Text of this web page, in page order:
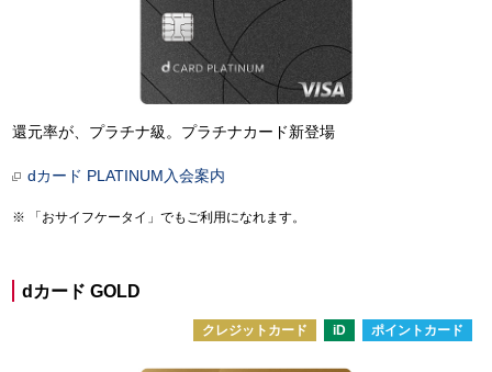
還元率が、プラチナ級。プラチナカード新登場
dカード PLATINUM入会案内
「おサイフケータイ」でもご利用になれます。
dカード GOLD
クレジットカード iD ポイントカード